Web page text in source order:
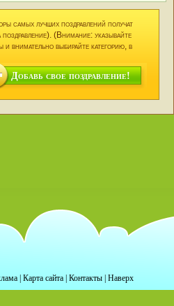
самых лучших поздравлений получат
(Внимание: указывайте
и внимательно выбирайте категорию, в
Добавь свое поздравление!
| Карта сайта| Контакты| Наверх